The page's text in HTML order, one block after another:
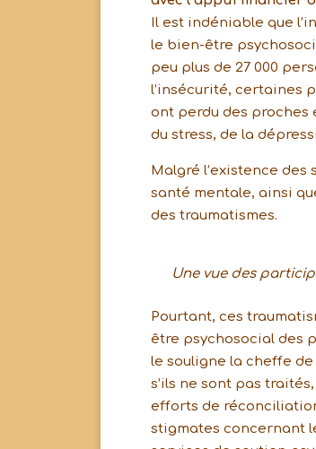
Il est indéniable que
le bien-être
peu plus de 27 000
l’insécurité, certaines
ont perdu des proches
du stress, de la
Malgré l’existence
santé mentale, ainsi
des traumatismes.
Une vue des
Pourtant, ces
être psychosocial des
le souligne la cheffe de
s’ils ne sont pas
efforts de
stigmates concernant